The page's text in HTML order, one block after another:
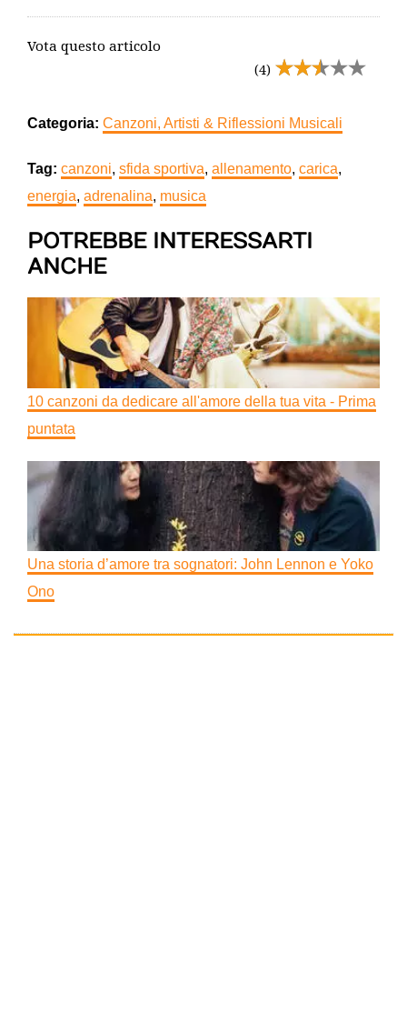
Vota questo articolo
(4)
Categoria: Canzoni, Artisti & Riflessioni Musicali
Tag: canzoni, sfida sportiva, allenamento, carica,
energia, adrenalina, musica
POTREBBE INTERESSARTI
ANCHE
10 canzoni da dedicare all'amore della tua vita - Prima
puntata
Una storia d’amore tra sognatori: John Lennon e Yoko
Ono